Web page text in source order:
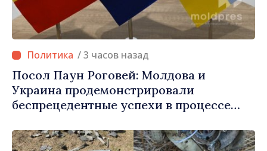
/ 3 часов назад
Посол Паун Роговей: Молдова и
Украина продемонстрировали
беспрецедентные успехи в процессе